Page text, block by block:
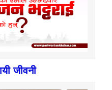
जीवनी